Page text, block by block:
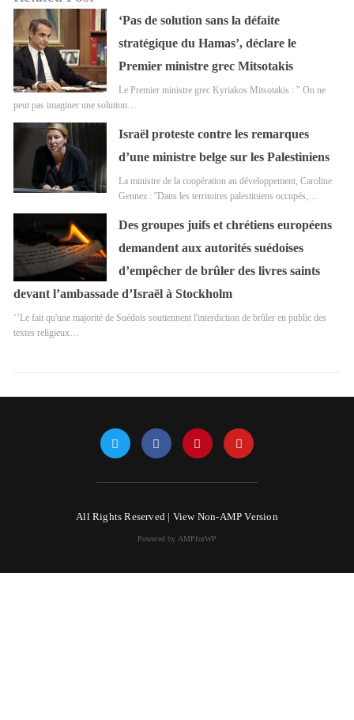
‘Pas de solution sans la défaite
stratégique du Hamas’, déclare le
Premier ministre grec Mitsotakis
Le Premier ministre grec Kyriakos Mitsotakis : " On ne
peut pas imaginer une solution…
Israël proteste contre les remarques
d’une ministre belge sur les Palestiniens
La ministre de la coopération au développement, Caroline
Gennez : ''Dans les territoires palestiniens occupés,…
Des groupes juifs et chrétiens européens
demandent aux autorités suédoises
d’empêcher de brûler des livres saints
devant l’ambassade d’Israël à Stockholm
‘’Le fait qu'une majorité de Suédois soutiennent l'interdiction de brûler en public des
textes religieux…
All Rights Reserved | View Non-AMP Version
Powered by AMPforWP